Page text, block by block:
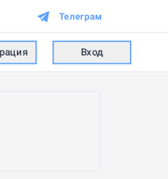
Телеграм
Вход